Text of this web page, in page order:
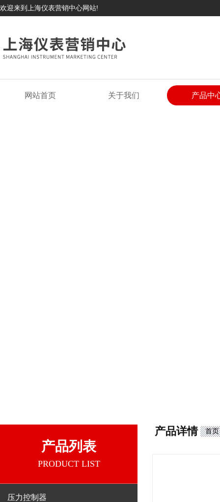
欢迎来到上海仪表营销中心网站!
网站首页 关于我们 产品中
产品列表
PRODUCT LIST
压力控制器
产品详情 首页